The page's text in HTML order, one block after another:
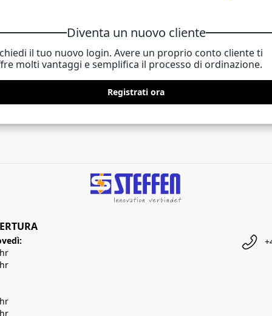
Diventa un nuovo cliente
il tuo nuovo login. Avere un proprio conto cliente ti
molti vantaggi e semplifica il processo di ordinazione.
Registrati ora